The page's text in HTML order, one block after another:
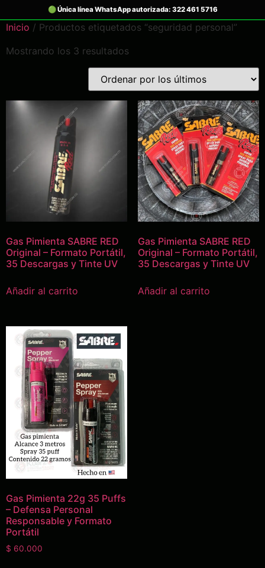
Inicio / Productos etiquetados “seguridad personal”
Mostrando los 3 resultados
Gas Pimienta SABRE RED
Original – Formato Portátil,
35 Descargas y Tinte UV
Añadir al carrito
Gas Pimienta SABRE RED
Original – Formato Portátil,
35 Descargas y Tinte UV
Añadir al carrito
Gas Pimienta 22g 35 Puffs
– Defensa Personal
Responsable y Formato
Portátil
$ 60.000